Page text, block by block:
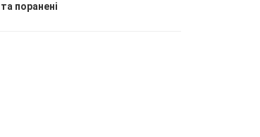
та поранені